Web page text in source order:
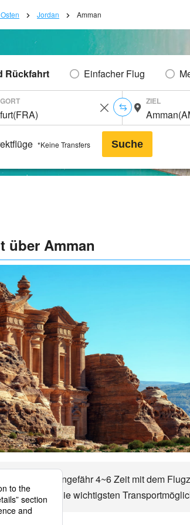
Jordan Amman
Rückfahrt Einfacher Flug
ZIEL
*Keine Transfers Suche
über Amman
können in ungefähr 4~6 Zeit mit dem
Klima und die wichtigsten